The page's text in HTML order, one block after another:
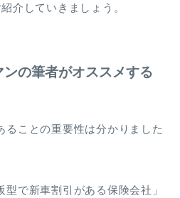
介していきましょう。
の筆者がオススメする
ることの重要性は分かりました
で新車割引がある保険会社」